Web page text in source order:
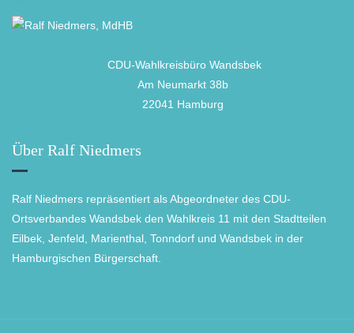
CDU-Wahlkreisbüro Wandsbek
Am Neumarkt 38b
22041 Hamburg
Über Ralf Niedmers
Ralf Niedmers repräsentiert als Abgeordneter des CDU-
Ortsverbandes Wandsbek den Wahlkreis 11 mit den Stadtteilen
Eilbek, Jenfeld, Marienthal, Tonndorf und Wandsbek in der
Hamburgischen Bürgerschaft.